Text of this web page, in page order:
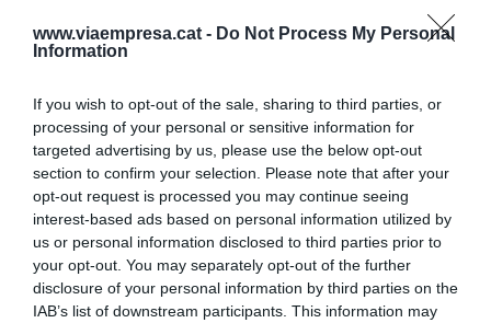
www.viaempresa.cat - Do Not Process My Personal
Information
If you wish to opt-out of the sale, sharing to third parties, or
processing of your personal or sensitive information for
targeted advertising by us, please use the below opt-out
section to confirm your selection. Please note that after your
opt-out request is processed you may continue seeing
interest-based ads based on personal information utilized by
us or personal information disclosed to third parties prior to
your opt-out. You may separately opt-out of the further
disclosure of your personal information by third parties on the
IAB’s list of downstream participants. This information may
31 de julio de 2026
EL BAR DEL VAR
El Barça aumenta su
endeudamiento: nueva
emisión de bonos
25 de julio de 2026